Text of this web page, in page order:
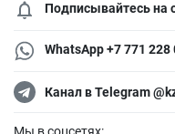
Подписывайтесь на
WhatsApp +7 771 228
Канал в Telegram